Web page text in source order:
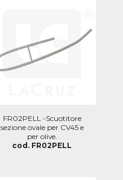
FR02PELL -Scuotitore
sezione ovale per CV45 e
per olive.
cod. FR02PELL